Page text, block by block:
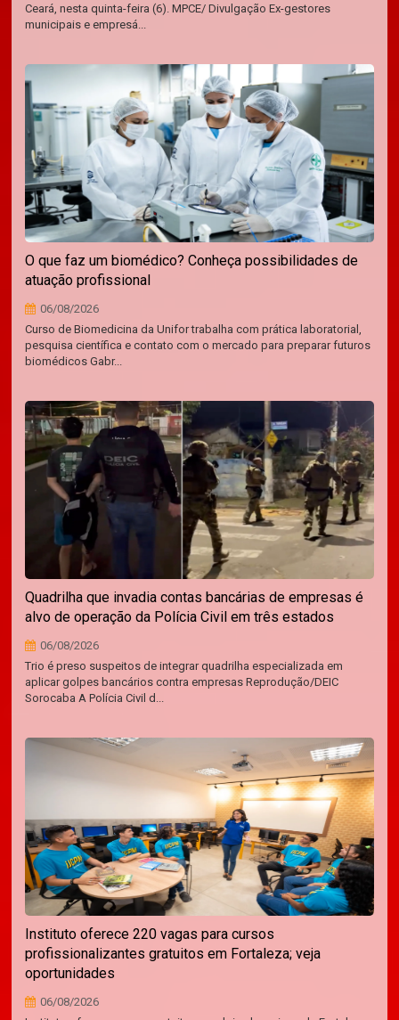
Ceará, nesta quinta-feira (6). MPCE/ Divulgação Ex-gestores
municipais e empresá...
O que faz um biomédico? Conheça possibilidades de
atuação profissional
06/08/2026
Curso de Biomedicina da Unifor trabalha com prática laboratorial,
pesquisa científica e contato com o mercado para preparar futuros
biomédicos Gabr...
Quadrilha que invadia contas bancárias de empresas é
alvo de operação da Polícia Civil em três estados
06/08/2026
Trio é preso suspeitos de integrar quadrilha especializada em
aplicar golpes bancários contra empresas Reprodução/DEIC
Sorocaba A Polícia Civil d...
Instituto oferece 220 vagas para cursos
profissionalizantes gratuitos em Fortaleza; veja
oportunidades
06/08/2026